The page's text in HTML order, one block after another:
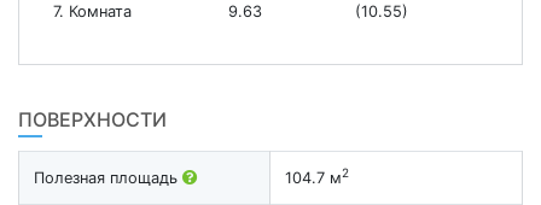
7. Комната 9.63 (10.55)
ПОВЕРХНОСТИ
Полезная площадь 104.7 м2